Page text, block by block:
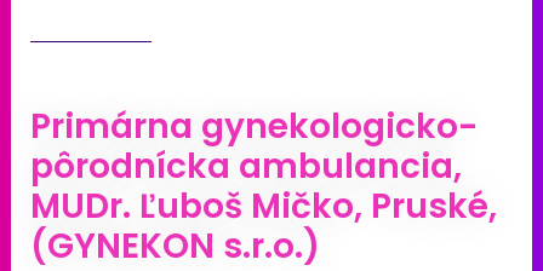
Primárna gynekologicko-
pôrodnícka ambulancia,
MUDr. Ľuboš Mičko, Pruské,
(GYNEKON s.r.o.)